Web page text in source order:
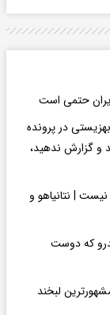
ایران حتمی است
در پرونده
و گزارش ندهید،
| نتانیاهو و
که دوست
لبخند